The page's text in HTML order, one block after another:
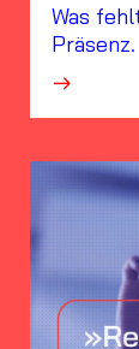
Was
Präsenz.